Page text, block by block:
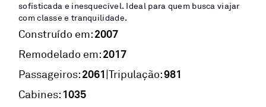
sofisticada e inesquecível. Ideal para quem busca viajar
com classe e tranquilidade.
Construído em:2007
Remodelado em:2017
Passageiros:2061|Tripulação:981
Cabines: 1035